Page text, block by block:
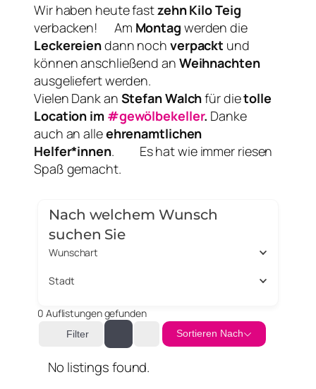
Wir haben heute fastzehn Kilo Teig
verbacken!
Am Montag werden die
Leckereiendann noch verpackt und
können anschließend an Weihnachten
ausgeliefert werden.
Vielen Dank an Stefan Walchfür dietolle
Location im #gewölbekeller. Danke
auch an alleehrenamtlichen
Helfer*innen.
Es hat wie immer riesen
Spaß gemacht.
Nach welchem Wunsch
suchen Sie
Wunschart
Stadt
0 Auflistungen gefunden
Filter Sortieren Nach
No listings found.